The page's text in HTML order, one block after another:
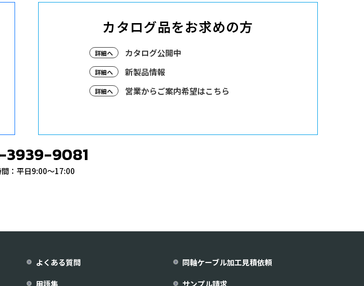
カタログ品をお求めの方
詳細へ カタログ公開中
詳細へ 新製品情報
詳細へ 営業からご案内希望はこちら
3939-9081
間：平日9:00〜17:00
よくある質問
用語集
同軸ケーブル加工見積依頼
サンプル請求